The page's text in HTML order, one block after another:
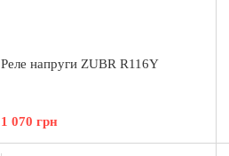
Реле напруги ZUBR R116Y
1 070 грн